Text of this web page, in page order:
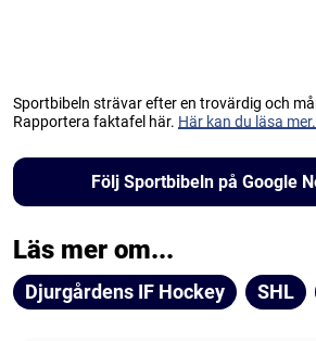
Sportbibeln strävar efter en trovärdig och
Rapportera faktafel här. Här kan du läsa
Följ Sportbibeln på Google
Läs mer om...
Djurgårdens IF Hockey SHL